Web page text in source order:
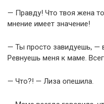
— Правду! Что твоя жена
мнение имеет значение!
— Ты просто завидуешь, —
Ревнуешь меня к маме.
— Что?! — Лиза опешила.